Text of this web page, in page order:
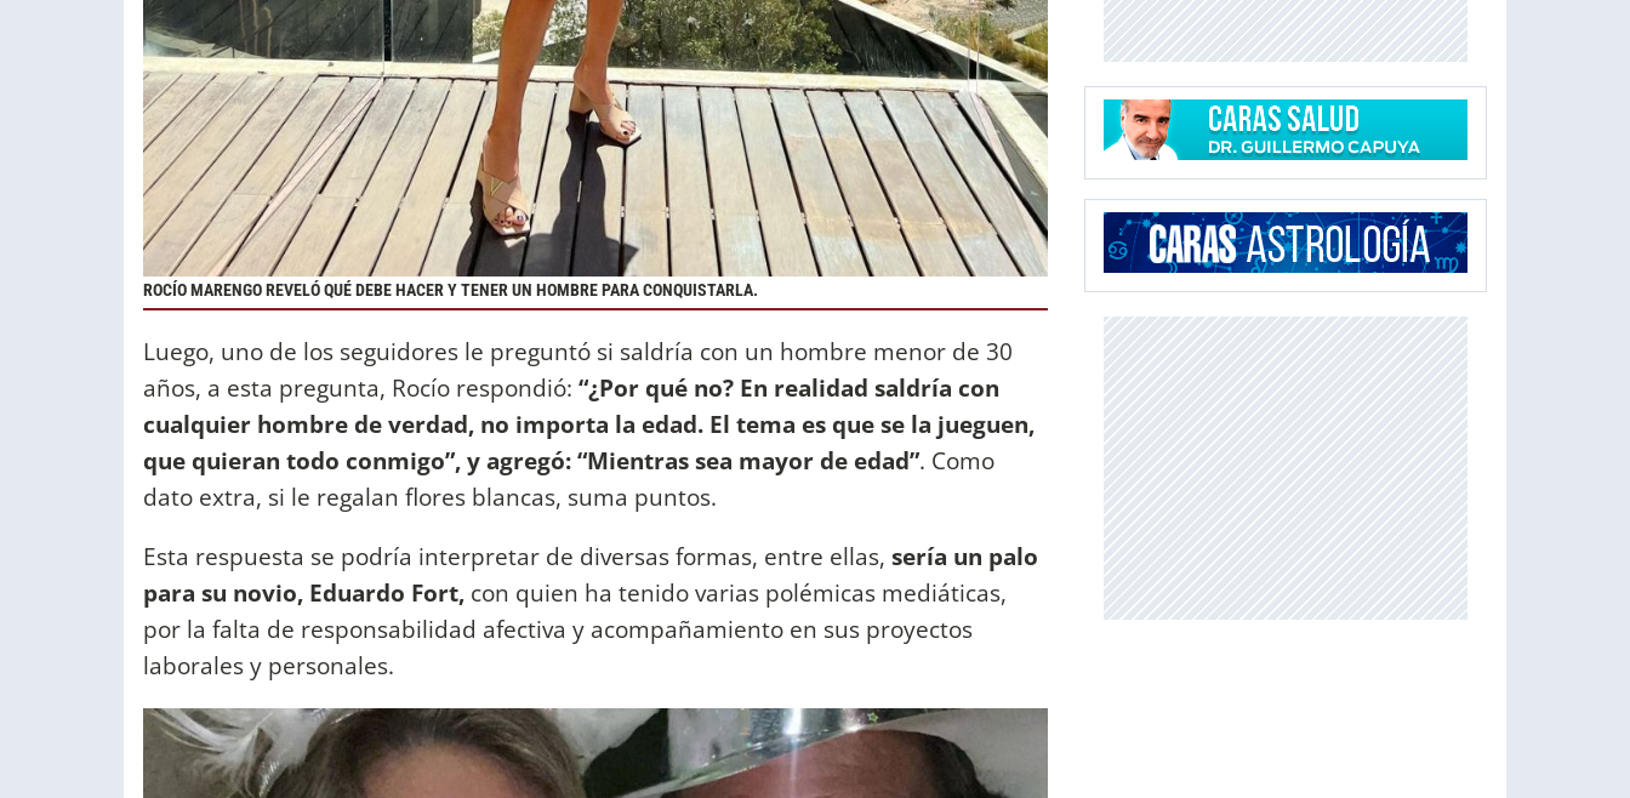
ROCÍO MARENGO REVELÓ QUÉ DEBE HACER Y TENER UN HOMBRE PARA CONQUISTARLA.
Luego, uno de los seguidores le preguntó si saldría con un hombre menor de 30
años, a esta pregunta, Rocío respondió: “¿Por qué no? En realidad saldría con
cualquier hombre de verdad, no importa la edad. El tema es que se la jueguen,
que quieran todo conmigo”, y agregó: “Mientras sea mayor de edad”. Como
dato extra, si le regalan flores blancas, suma puntos.
Esta respuesta se podría interpretar de diversas formas, entre ellas, sería un palo
para su novio, Eduardo Fort, con quien ha tenido varias polémicas mediáticas,
por la falta de responsabilidad afectiva y acompañamiento en sus proyectos
laborales y personales.